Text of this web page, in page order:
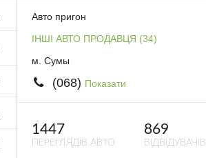
Авто пригон
ІНШІ АВТО ПРОДАВЦЯ (34)
м. Сумы
(068) Показати
1447
ПЕРЕГЛЯДІВ АВТО
869
ВІДВІДУВАЧІВ